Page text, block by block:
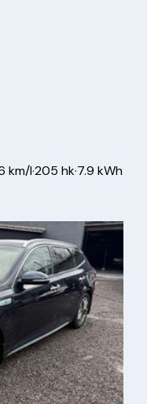
km/l·205 hk·7.9 kWh